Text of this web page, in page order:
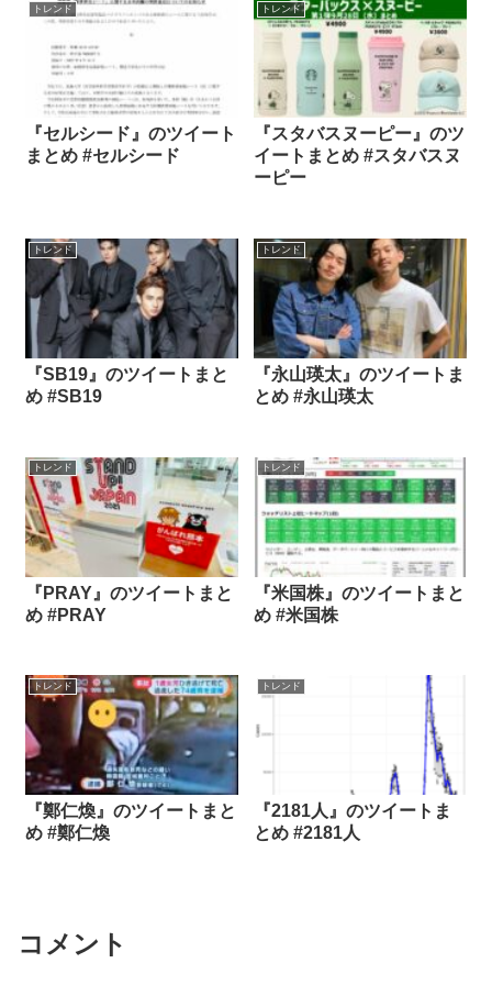
トレンド
『セルシード』のツイート
まとめ #セルシード
トレンド
『スタバスヌーピー』のツ
イートまとめ #スタバスヌ
ーピー
トレンド
『SB19』のツイートまと
め #SB19
トレンド
『永山瑛太』のツイートま
とめ #永山瑛太
トレンド
『PRAY』のツイートまと
め #PRAY
トレンド
『米国株』のツイートまと
め #米国株
トレンド
『鄭仁煥』のツイートまと
め #鄭仁煥
トレンド
『2181人』のツイートま
とめ #2181人
コメント